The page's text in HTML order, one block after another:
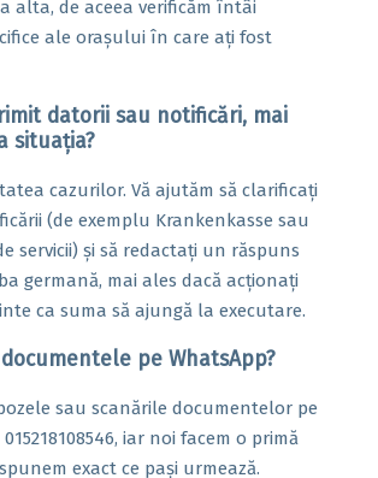
alta, de aceea verificăm întâi
ale orașului în care ați fost
datorii sau notificări, mai
situația?
cazurilor. Vă ajutăm să clarificați
(de exemplu Krankenkasse sau
servicii) și să redactați un răspuns
germană, mai ales dacă acționați
ca suma să ajungă la executare.
pe WhatsApp?
sau scanările documentelor pe
iar noi facem o primă
exact ce pași urmează.